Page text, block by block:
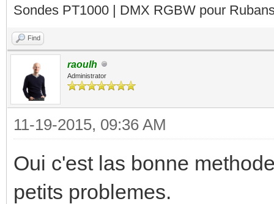
-- coupe le bloc
end
return true
Sondes PT1000 | DMX RGBW pour
Find
raoulh
Administrator
11-19-2015, 09:36 AM
Oui c'est las bonne
petits problemes.